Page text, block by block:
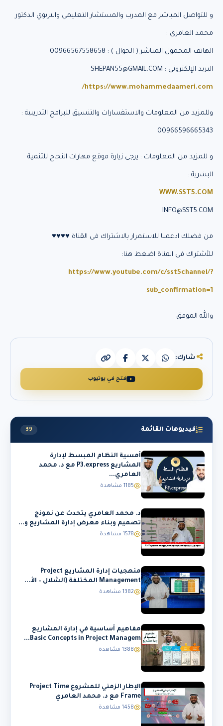
و للتواصل المباشر مع المدرب والمستشار التعليمي والتربوي الدكتور
محمد العامري :
الهاتف المحمول المباشر ( الجوال ) : 00966567558658
البريد الإلكتروني : SHEPAN55@GMAIL.COM
https://www.mohammedaameri.com/
وللمزيد من المعلومات والاستفسارات والتنسيق للبرامج التدريبية :
00966596665343
و للمزيد من المعلومات : يرجى زيارة موقع مهارات النجاح للتنمية
البشرية :
WWW.SST5.COM
INFO@SST5.COM
من فضلك ادعمنا للاستمرار بالاشتراك فى القناة ♥♥♥♥
للأشتراك فى القناة اضغط هنا:
https://www.youtube.com/c/sst5channel/?
sub_confirmation=1
والله الموفق
شارك:
فتح في يوتيوب
فيديوهات القائمة 39
أمسية النظام المبسط لإدارة
المشاريع P3.express مع د. محمد
العامري...
1185 مشاهدة
د. محمد العامري يتحدث عن نموذج
تصميم وبناء معرض إدارة المشاريع و...
1578 مشاهدة
منهجيات إدارة المشاريع Project
Management المختلفة (الشلال – الأ...
1382 مشاهدة
مفاهيم أساسية في إدارة المشاريع
Basic Concepts in Project Managem...
1388 مشاهدة
الإطار الزمني للمشروع Project Time
Frame مع د. محمد العامري
1458 مشاهدة